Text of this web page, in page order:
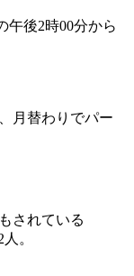
午後2時00分から
月替わりでパー
されている
。